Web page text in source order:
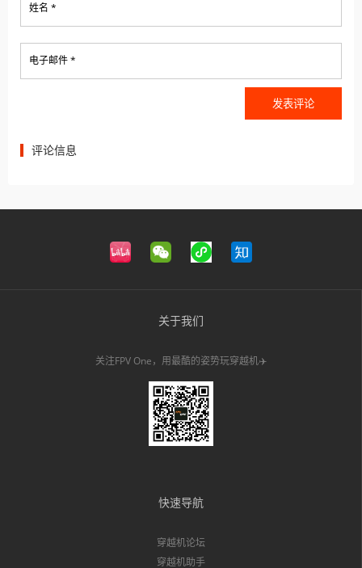
姓名 *
电子邮件 *
评论信息
关于我们
关注FPV One，用最酷的姿势玩穿越机✈️
快速导航
穿越机论坛
穿越机助手